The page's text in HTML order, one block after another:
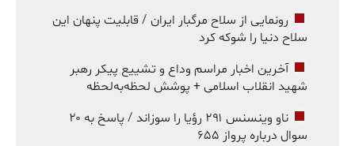
رونمایی از سلاح مرگبار ایران / قابلیت پنهان این
سلاح دنیا را شوکه کرد
آخرین اخبار مراسم وداع و تشییع پیکر رهبر
شهید انقلاب اسلامی + پوشش لحظه‌به‌لحظه
ناو وینسنس ۲۹۱ رؤیا را سوزاند / پاسخ به ۲۰
سوال درباره پرواز ۶۵۵